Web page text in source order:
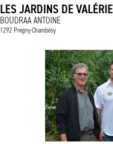
LES JARDINS DE VALÉRIE
BOUDRAA ANTOINE
1292 Pregny-Chambésy